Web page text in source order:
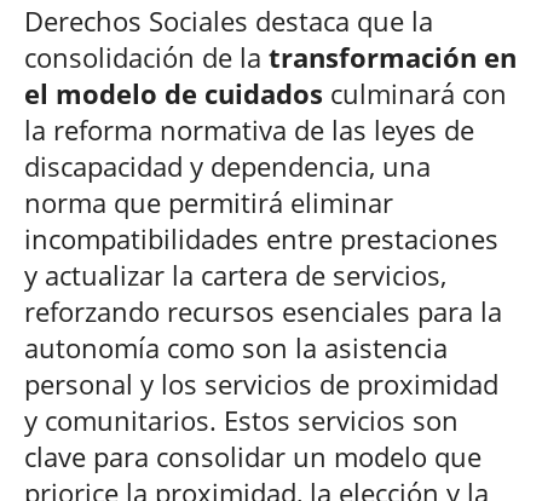
Derechos Sociales destaca que la
consolidación de la transformación en
el modelo de cuidados culminará con
la reforma normativa de las leyes de
discapacidad y dependencia, una
norma que permitirá eliminar
incompatibilidades entre prestaciones
y actualizar la cartera de servicios,
reforzando recursos esenciales para la
autonomía como son la asistencia
personal y los servicios de proximidad
y comunitarios. Estos servicios son
clave para consolidar un modelo que
priorice la proximidad, la elección y la